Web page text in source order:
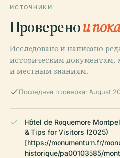
ИСТОЧНИКИ
Проверенои
Исследовано и написано
историческим документам,
и местным знаниям.
Последняя проверка: August
Hôtel de Roquemore
& Tips for Visitors (2025)
[https://monumentum.fr/
historique/pa00103585/